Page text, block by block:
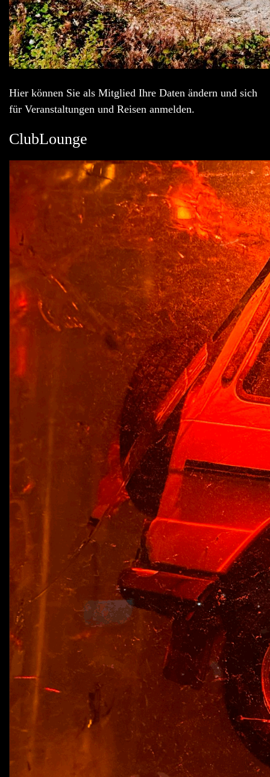
Hier können Sie als Mitglied Ihre Daten ändern und sich
für Veranstaltungen und Reisen anmelden.
ClubLounge